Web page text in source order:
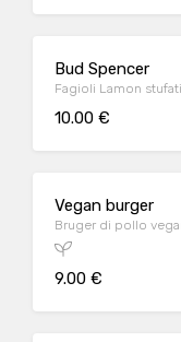
Bud Spencer
Fagioli Lamon
10.00 €
Vegan burger
Bruger di pollo
9.00 €